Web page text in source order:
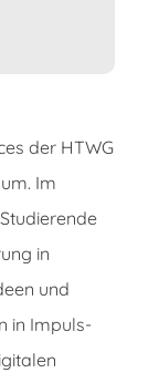
der HTWG
Im
in
und
in Impuls-